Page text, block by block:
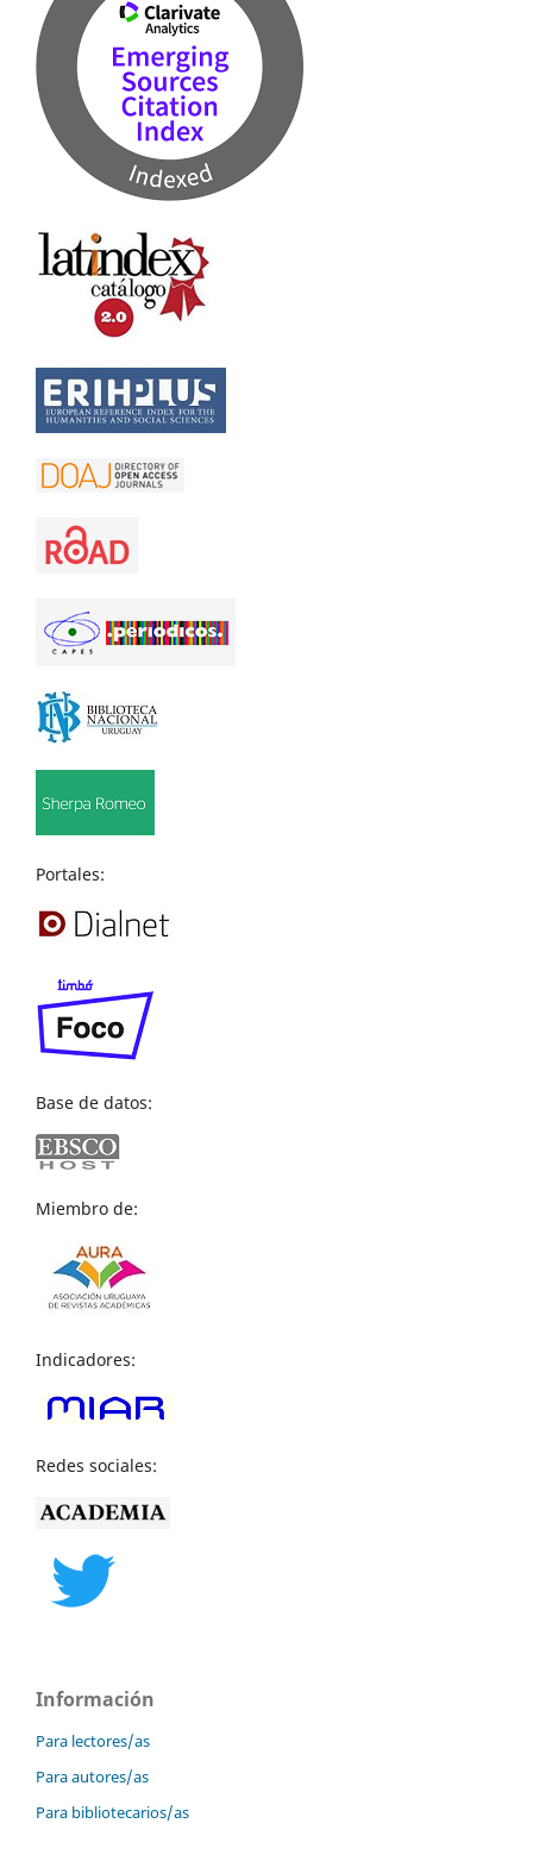
Portales:
Base de datos:
Miembro de:
Indicadores:
Redes sociales:
Información
Para lectores/as
Para autores/as
Para bibliotecarios/as